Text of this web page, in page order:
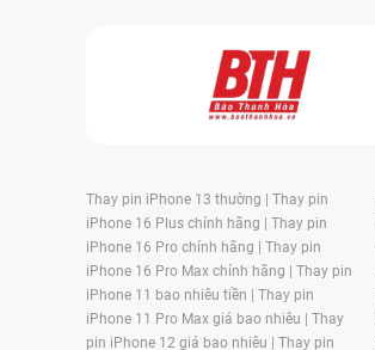
Thay pin iPhone 13 thường | Thay pin
iPhone 16 Plus chính hãng | Thay pin
iPhone 16 Pro chính hãng | Thay pin
iPhone 16 Pro Max chính hãng | Thay pin
iPhone 11 bao nhiêu tiền | Thay pin
iPhone 11 Pro Max giá bao nhiêu | Thay
pin iPhone 12 giá bao nhiêu | Thay pin